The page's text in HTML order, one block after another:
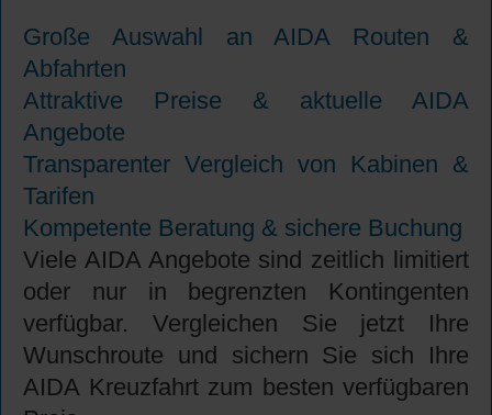
Große Auswahl an AIDA Routen &
Abfahrten
Attraktive Preise & aktuelle AIDA
Angebote
Transparenter Vergleich von Kabinen &
Tarifen
Kompetente Beratung & sichere Buchung
Viele AIDA Angebote sind zeitlich limitiert
oder nur in begrenzten Kontingenten
verfügbar. Vergleichen Sie jetzt Ihre
Wunschroute und sichern Sie sich Ihre
AIDA Kreuzfahrt zum besten verfügbaren